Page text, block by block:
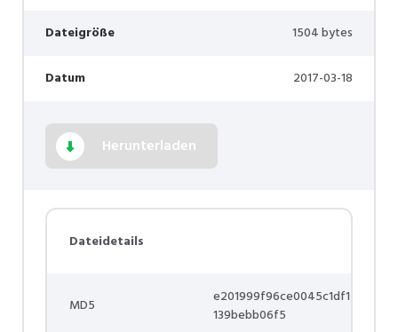
Dateigröße 1504 bytes
Datum 2017-03-18
Herunterladen
Dateidetails
MD5
e201999f96ce0045c1df1
139bebb06f5